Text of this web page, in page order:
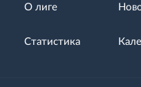
О лиге
Статистика